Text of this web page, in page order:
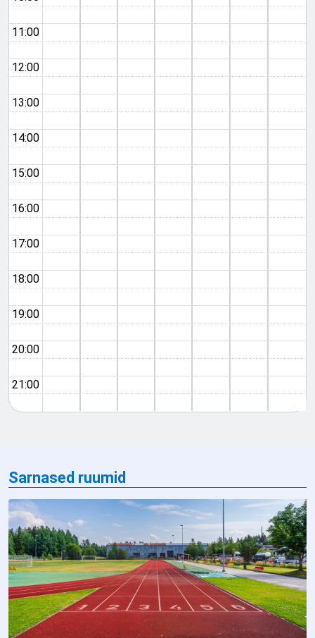
11:00
12:00
13:00
14:00
15:00
16:00
17:00
18:00
19:00
20:00
21:00
Sarnased ruumid